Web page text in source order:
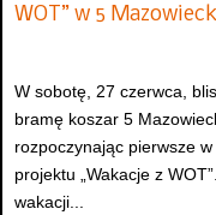
WOT” w 5
W sobotę, 27 czerwca,
bramę koszar 5
rozpoczynając pierwsze
projektu „Wakacje z
wakacji...